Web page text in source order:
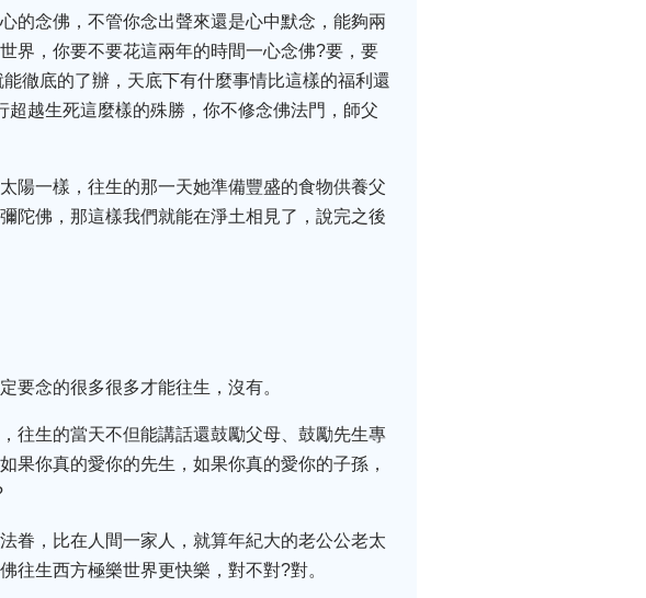
的念佛，不管你念出聲來還是心中默念，能夠兩
界，你要不要花這兩年的時間一心念佛?要，要
徹底的了辦，天底下有什麼事情比這樣的福利還
越生死這麼樣的殊勝，你不修念佛法門，師父
陽一樣，往生的那一天她準備豐盛的食物供養父
陀佛，那這樣我們就能在淨土相見了，說完之後
要念的很多很多才能往生，沒有。
往生的當天不但能講話還鼓勵父母、鼓勵先生專
果你真的愛你的先生，如果你真的愛你的子孫，
眷，比在人間一家人，就算年紀大的老公公老太
往生西方極樂世界更快樂，對不對?對。